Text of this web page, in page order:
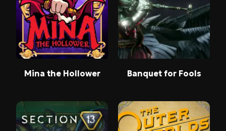
Mina the Hollower Banquet for Fools